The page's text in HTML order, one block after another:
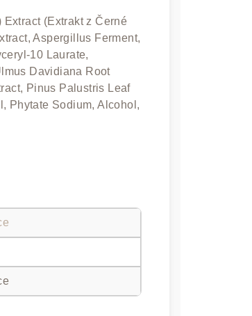
(Extrakt z Černé
Aspergillus Ferment,
10 Laurate,
Davidiana Root
Pinus Palustris Leaf
Phytate Sodium, Alcohol,